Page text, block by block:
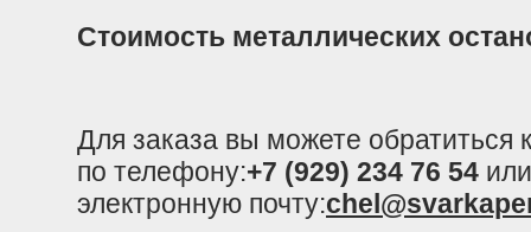
Стоимость металлических
Для заказа вы можете
по телефону:+7 (929) 234 76 54
электронную почту: